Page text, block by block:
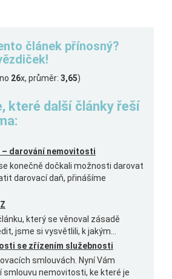
článek přínosný?
26x, průměr: 3,65)
které další články řeší
– darování nemovitosti
konečně dočkali možnosti darovat
darovací daň, přinášíme
který se věnoval zásadě
jsme si vysvětlili, k jakým...
se zřízením služebnosti
smlouvách. Nyní Vám
smlouvu nemovitosti, ke které je